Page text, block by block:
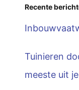
Recente
Tuinieren
meeste uit